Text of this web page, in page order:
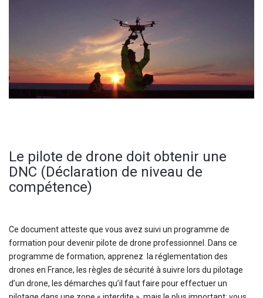
Le pilote de drone doit obtenir une
DNC (Déclaration de niveau de
compétence)
Ce document atteste que vous avez suivi un programme de
formation pour devenir pilote de drone professionnel. Dans ce
programme de formation, apprenez la réglementation des
drones en France, les règles de sécurité à suivre lors du pilotage
d’un drone, les démarches qu’il faut faire pour effectuer un